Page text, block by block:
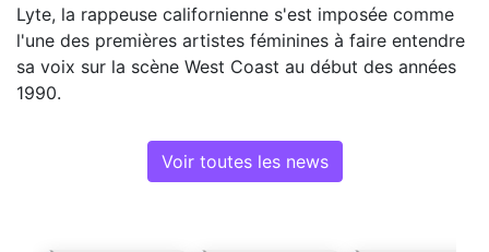
Lyte, la rappeuse californienne s'est imposée comme
l'une des premières artistes féminines à faire entendre
sa voix sur la scène West Coast au début des années
1990.
Voir toutes les news